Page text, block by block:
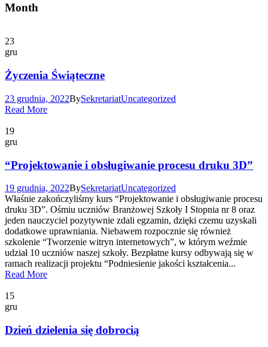
Month
23
gru
Życzenia Świąteczne
23 grudnia, 2022BySekretariatUncategorized
Read More
19
gru
“Projektowanie i obsługiwanie procesu druku 3D”
19 grudnia, 2022BySekretariatUncategorized
Właśnie zakończyliśmy kurs “Projektowanie i obsługiwanie procesu
druku 3D”. Ośmiu uczniów Branżowej Szkoły I Stopnia nr 8 oraz
jeden nauczyciel pozytywnie zdali egzamin, dzięki czemu uzyskali
dodatkowe uprawniania. Niebawem rozpocznie się również
szkolenie “Tworzenie witryn internetowych”, w którym weźmie
udział 10 uczniów naszej szkoły. Bezpłatne kursy odbywają się w
ramach realizacji projektu “Podniesienie jakości kształcenia...
Read More
15
gru
Dzień dzielenia się dobrocią